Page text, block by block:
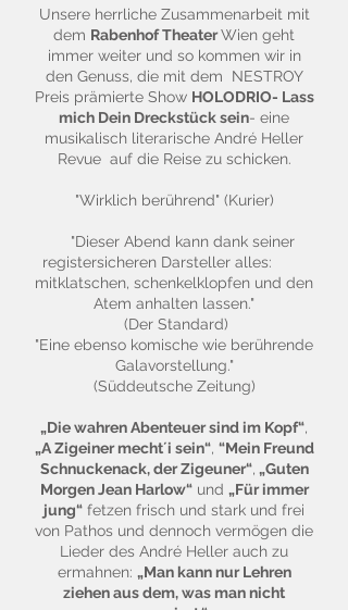
Unsere herrliche Zusammenarbeit mit
dem Rabenhof TheaterWien geht
immer weiter und so kommen wir in
den Genuss, die mit dem NESTROY
Preis prämierte Show HOLODRIO- Lass
mich Dein Dreckstück sein- eine
musikalisch literarische André Heller
Revue auf die Reise zu schicken.
"Wirklich berührend" (Kurier)
"Dieser Abend kann dank seiner
registersicheren Darsteller alles:
mitklatschen, schenkelklopfen und den
Atem anhalten lassen."
(Der Standard)
"Eine ebenso komische wie berührende
Galavorstellung."
(Süddeutsche Zeitung)
„Die wahren Abenteuer sind im Kopf“,
„A Zigeiner mecht´i sein“, “Mein Freund
Schnuckenack, der Zigeuner“, „Guten
Morgen Jean Harlow“und „Für immer
jung“ fetzen frisch und stark und frei
von Pathos und dennoch vermögen die
Lieder des André Heller auch zu
ermahnen: „Man kann nur Lehren
ziehen aus dem, was man nicht